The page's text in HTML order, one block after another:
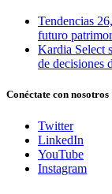
Tendencias
futuro
Kardia Select
de decisiones
Conéctate con nosotros
Twitter
LinkedIn
YouTube
Instagram